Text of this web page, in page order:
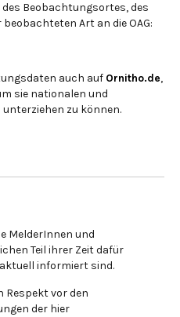
Beobachtungsortes, des
Art an die OAG:
auch auf Ornitho.de,
sie nationalen und
zu können.
MelderInnen und
Teil ihrer Zeit dafür
informiert sind.
Respekt vor den
der hier